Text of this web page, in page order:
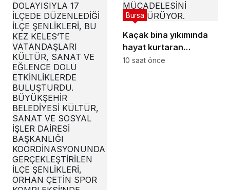
Kaçak bina yıkımında
hayat kurtaran
müdahale
Bursa
10 saat önce